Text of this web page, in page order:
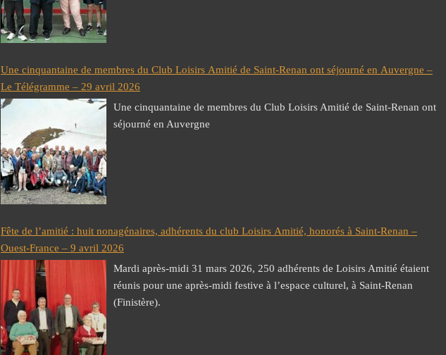
Une cinquantaine de membres du Club Loisirs Amitié de Saint-Renan ont séjourné en Auvergne –
Le Télégramme – 29 avril 2026
Une cinquantaine de membres du Club Loisirs Amitié de Saint-Renan ont
séjourné en Auvergne
Fête de l’amitié : huit nonagénaires, adhérents du club Loisirs Amitié, honorés à Saint-Renan –
Ouest-France – 9 avril 2026
Mardi après-midi 31 mars 2026, 250 adhérents de Loisirs Amitié étaient
réunis pour une après-midi festive à l’espace culturel, à Saint-Renan
(Finistère).